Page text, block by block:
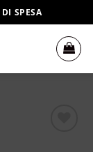
SPESA